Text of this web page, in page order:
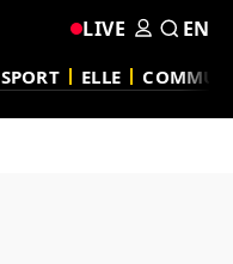
SPORT ELLE
LIVE EN